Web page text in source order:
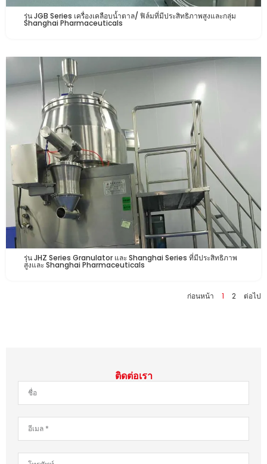
รุ่น JGB Series เครื่องเคลือบน้ำตาล/ ฟิล์มที่มีประสิทธิภาพสูงและกลุ่ม
Shanghai Pharmaceuticals
รุ่น JHZ Series Granulator และ Shanghai Series ที่มีประสิทธิภาพ
สูงและ Shanghai Pharmaceuticals
ก่อนหน้า 1 2 ต่อไป
ติดต่อเรา